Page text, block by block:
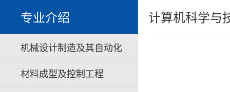
专业介绍
机械设计制造及其自动化
材料成型及控制工程
计算机科学与